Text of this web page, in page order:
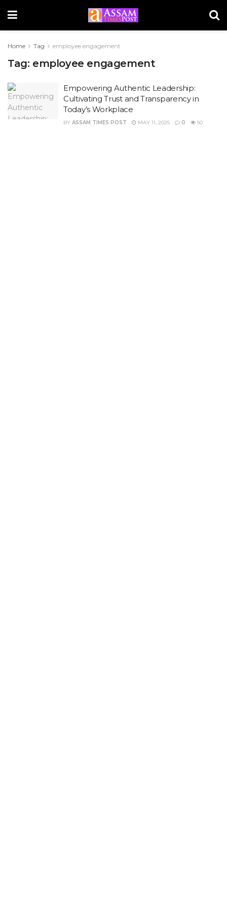
Home Tag employee engagement
Tag: employee engagement
Empowering Authentic Leadership:
Cultivating Trust and Transparency in
Today’s Workplace
BY ASSAM TIMES POST MAY 11, 2025 0 50